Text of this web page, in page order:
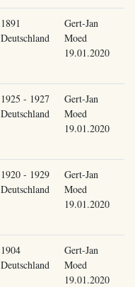
1891
Deutschland
Gert-Jan
Moed
19.01.2020
1925 - 1927
Deutschland
Gert-Jan
Moed
19.01.2020
1920 - 1929
Deutschland
Gert-Jan
Moed
19.01.2020
1904
Deutschland
Gert-Jan
Moed
19.01.2020